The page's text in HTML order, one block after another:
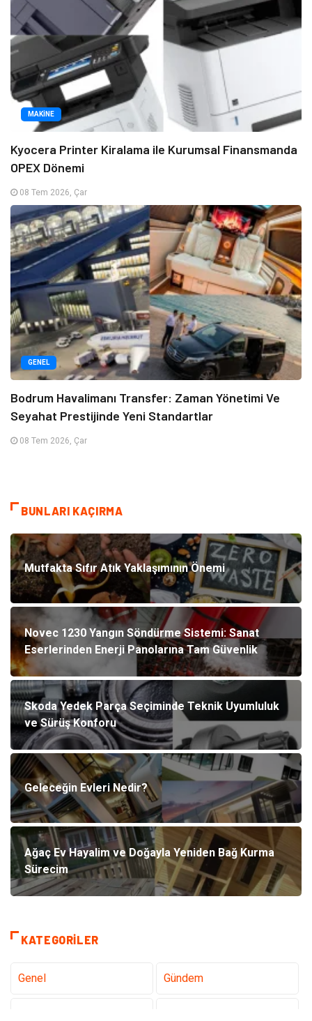
MAKINE
Kyocera Printer Kiralama ile Kurumsal Finansmanda
OPEX Dönemi
08 Tem 2026, Çar
GENEL
Bodrum Havalimanı Transfer: Zaman Yönetimi Ve
Seyahat Prestijinde Yeni Standartlar
08 Tem 2026, Çar
BUNLARI KAÇIRMA
Mutfakta Sıfır Atık Yaklaşımının Önemi
Novec 1230 Yangın Söndürme Sistemi: Sanat
Eserlerinden Enerji Panolarına Tam Güvenlik
Skoda Yedek Parça Seçiminde Teknik Uyumluluk
ve Sürüş Konforu
Geleceğin Evleri Nedir?
Ağaç Ev Hayalim ve Doğayla Yeniden Bağ Kurma
Sürecim
KATEGORILER
Genel Gündem